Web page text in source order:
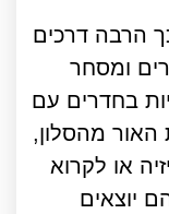
הרבה דרכים
ומסחר
בחדרים עם
האור מהסלון,
או לקרוא
יוצאים